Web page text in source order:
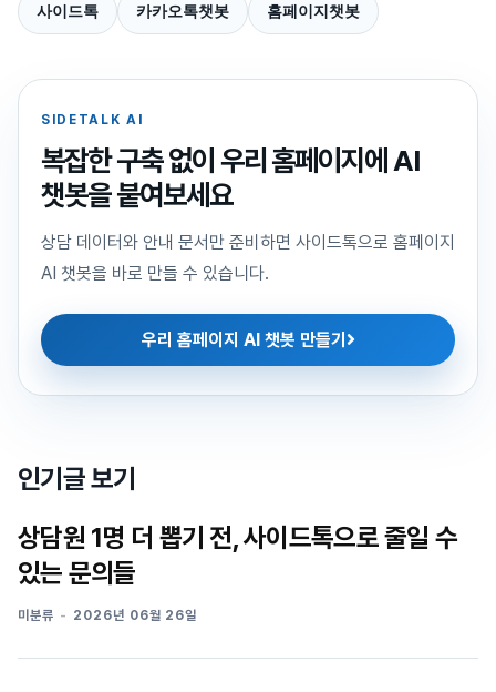
사이드톡 카카오톡챗봇 홈페이지챗봇
SIDETALK AI
복잡한 구축 없이 우리 홈페이지에 AI
챗봇을 붙여보세요
상담 데이터와 안내 문서만 준비하면 사이드톡으로 홈페이지
AI 챗봇을 바로 만들 수 있습니다.
우리 홈페이지 AI 챗봇 만들기
인기글 보기
상담원 1명 더 뽑기 전, 사이드톡으로 줄일 수
있는 문의들
미분류 2026년 06월 26일